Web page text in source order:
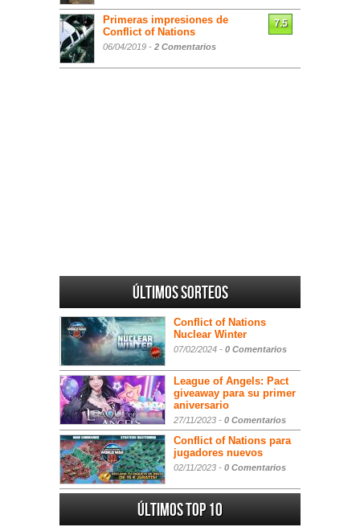
Primeras impresiones de
Conflict of Nations
06/04/2019 - 2 Comentarios
7.5
Últimos sorteos
Conflict of Nations
Nuclear Winter
07/02/2024 - 0 Comentarios
League of Angels: Pact
giveaway para su primer
aniversario
27/11/2023 - 0 Comentarios
Conflict of Nations para
jugadores nuevos
02/11/2023 - 0 Comentarios
Últimos Top 10